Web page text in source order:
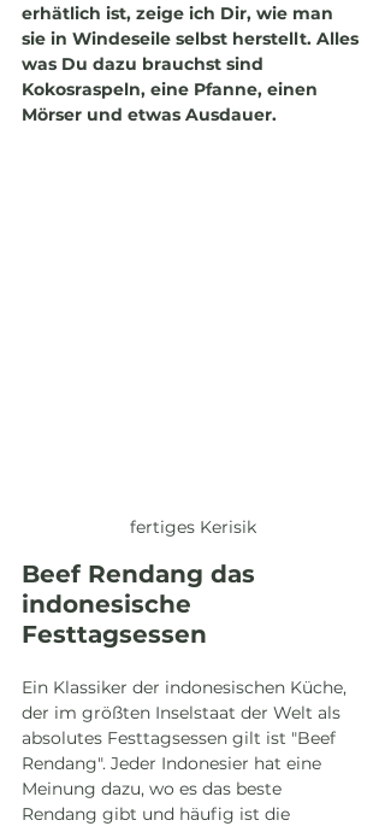
erhätlich ist, zeige ich Dir, wie man
sie in Windeseile selbst herstellt. Alles
was Du dazu brauchst sind
Kokosraspeln, eine Pfanne, einen
Mörser und etwas Ausdauer.
fertiges Kerisik
Beef Rendang das
indonesische
Festtagsessen
Ein Klassiker der indonesischen Küche,
der im größten Inselstaat der Welt als
absolutes Festtagsessen gilt ist "Beef
Rendang". Jeder Indonesier hat eine
Meinung dazu, wo es das beste
Rendang gibt und häufig ist die